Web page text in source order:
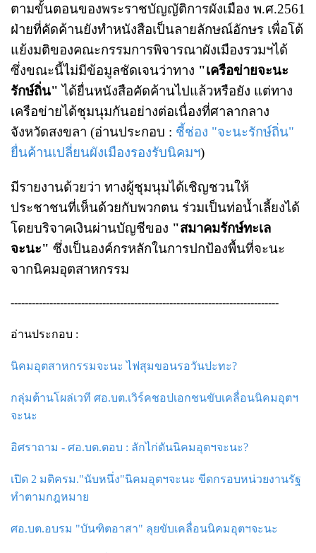
ตามขั้นตอนของพระราชบัญญัติการผังเมือง พ.ศ.2561
ฝ่ายที่คัดค้านยังทำหนังสือเป็นลายลักษณ์อักษร เพื่อโต้
แย้งมติของคณะกรรมการพิจารณาผังเมืองรวมฯได้
ซึ่งขณะนี้ไม่มีข้อมูลชัดเจนว่าทาง "เครือข่ายจะนะ
รักษ์ถิ่น" ได้ยื่นหนังสือคัดค้านไปแล้วหรือยัง แต่ทาง
เครือข่ายได้ชุมนุมกันอย่างต่อเนื่องที่ศาลากลาง
จังหวัดสงขลา (อ่านประกอบ : ชี้ช่อง "จะนะรักษ์ถิ่น"
ยื่นค้านเปลี่ยนผังเมืองรองรับนิคมฯ)
มีรายงานด้วยว่า ทางผู้ชุมนุมได้เชิญชวนให้
ประชาชนที่เห็นด้วยกับพวกตน ร่วมเป็นท่อน้ำเลี้ยงได้​
โดยบริจาคเงินผ่านบัญชีของ​ "สมาคมรักษ์ทะเล
จะนะ" ซึ่งเป็นองค์กรหลักในการปกป้องพื้นที่จะนะ
จากนิคมอุตสาหกรรม
----------------------------------------------------------------------------
อ่านประกอบ :
นิคมอุตสาหกรรมจะนะ ไฟสุมขอนรอวันปะทะ?
กลุ่มต้านโผล่เวที ศอ.บต.เวิร์คชอปเอกชนขับเคลื่อนนิคมอุตฯ
จะนะ
อิศราถาม - ศอ.บต.ตอบ : ลักไก่ดันนิคมอุตฯจะนะ?
เปิด 2 มติครม."นับหนึ่ง"นิคมอุตฯจะนะ ขีดกรอบหน่วยงานรัฐ
ทำตามกฎหมาย
ศอ.บต.อบรม "บันฑิตอาสา" ลุยขับเคลื่อนนิคมอุตฯจะนะ